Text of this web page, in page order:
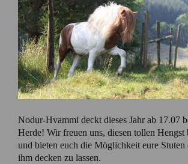
Nodur-Hvammi deckt dieses Jahr ab 17.07
Herde! Wir freuen uns, diesen tollen Hengst
und bieten euch die Möglichkeit eure Stuten
ihm decken zu lassen.